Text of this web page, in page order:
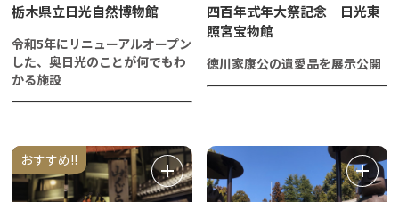
栃木県立日光自然博物館
令和5年にリニューアルオープン
した、奥日光のことが何でもわ
かる施設
四百年式年大祭記念 日光東
照宮宝物館
徳川家康公の遺愛品を展示公開
おすすめ!!